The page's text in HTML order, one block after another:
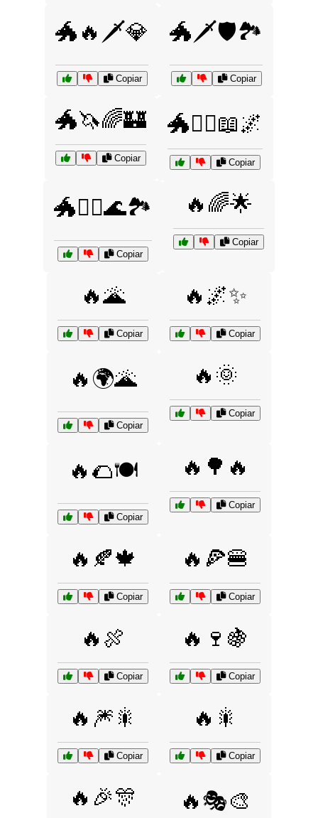
🐲🔥🗡️💎
Copiar
🐲🗡️🛡️🏞️
Copiar
🐲🦄🌈🏰
Copiar
🐲🧙‍♀️📖🌌
Copiar
🐲🧝‍♀️🌊🏞️
Copiar
🔥🌈🌟
Copiar
🔥🌋
Copiar
🔥🌌✨
Copiar
🔥🌍🌋
Copiar
🔥🌞
Copiar
🔥🌮🍽️
Copiar
🔥🌳🔥
Copiar
🔥🍂🍁
Copiar
🔥🍕🍔
Copiar
🔥🍖
Copiar
🔥🍷🍇
Copiar
🔥🎆🎇
Copiar
🔥🎇
Copiar
🔥🎉🎊 🔥🎭🎨